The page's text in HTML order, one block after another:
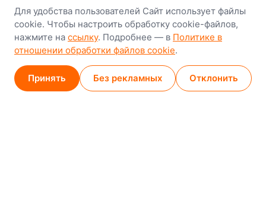
Минск
8-й Путепроводный переулок, 5
GPS53.924752, 27.489820
Карта проезда
Для удобства пользователей Сайт использует файлы
cookie. Чтобы настроить обработку cookie-файлов,
нажмите на ссылку. Подробнее — в Политике в
отношении обработки файлов cookie.
Принять Без рекламных Отклонить